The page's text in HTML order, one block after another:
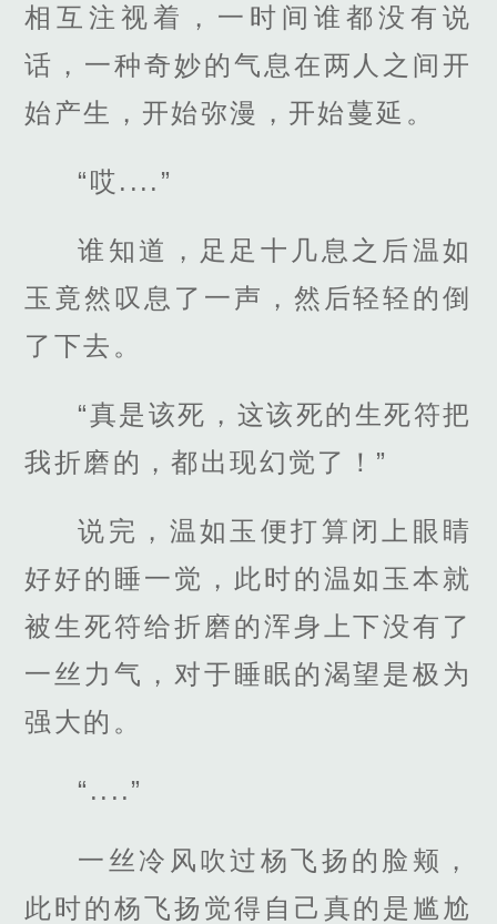
相互注视着，一时间谁都没有说
话，一种奇妙的气息在两人之间开
始产生，开始弥漫，开始蔓延。
“哎....”
谁知道，足足十几息之后温如
玉竟然叹息了一声，然后轻轻的倒
了下去。
“真是该死，这该死的生死符把
我折磨的，都出现幻觉了！”
说完，温如玉便打算闭上眼睛
好好的睡一觉，此时的温如玉本就
被生死符给折磨的浑身上下没有了
一丝力气，对于睡眠的渴望是极为
强大的。
“....”
一丝冷风吹过杨飞扬的脸颊，
此时的杨飞扬觉得自己真的是尴尬